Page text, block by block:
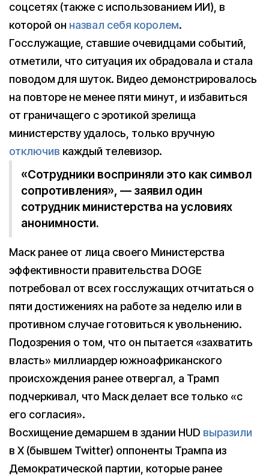
соцсетях (также с использованием ИИ), в
которой он назвал себя королем.
Госслужащие, ставшие очевидцами событий,
отметили, что ситуация их обрадовала и стала
поводом для шуток. Видео демонстрировалось
на повторе не менее пяти минут, и избавиться
от граничащего с эротикой зрелища
министерству удалось, только вручную
отключив каждый телевизор.
«Сотрудники восприняли это как символ
сопротивления», — заявил один
сотрудник министерства на условиях
анонимности.
Маск ранее от лица своего Министерства
эффективности правительства DOGE
потребовал от всех госслужащих отчитаться о
пяти достижениях на работе за неделю или в
противном случае готовиться к увольнению.
Подозрения о том, что он пытается «захватить
власть» миллиардер южноафриканского
происхождения ранее отвергал, а Трамп
подчеркивал, что Маск делает все только «с
его согласия».
Восхищение демаршем в здании HUD выразили
в X (бывшем Twitter) оппоненты Трампа из
Демократической партии, которые ранее